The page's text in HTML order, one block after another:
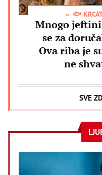
🐟
Mnogo
se za
Ova riba je
ne
SVE